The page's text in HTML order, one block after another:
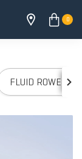
ALLE
0
FLUID ROWER